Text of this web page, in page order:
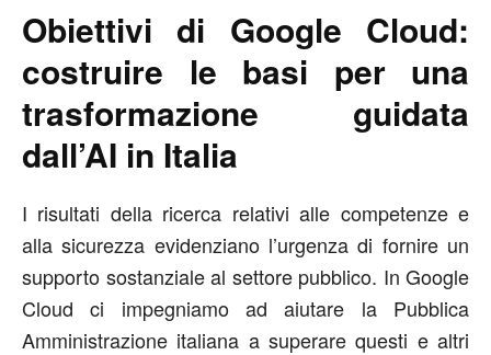
Obiettivi di Google Cloud:
costruire le basi per una
trasformazione guidata
dall’AI in Italia
I risultati della ricerca relativi alle competenze e
alla sicurezza evidenziano l’urgenza di fornire un
supporto sostanziale al settore pubblico. In Google
Cloud ci impegniamo ad aiutare la Pubblica
Amministrazione italiana a superare questi e altri